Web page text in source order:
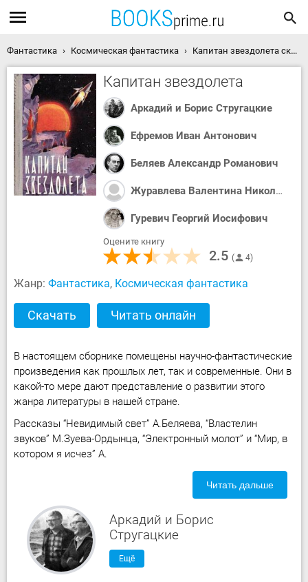
Фантастика Космическая фантастика Капитан звездолета скачать книгу
Капитан звездолета
Аркадий и Борис Стругацкие
Ефремов Иван Антонович
Беляев Александр Романович
Журавлева Валентина Николаевна
Гуревич Георгий Иосифович
Оцените книгу
2.5 4
Жанр: Фантастика, Космическая фантастика
Скачать Читать онлайн
В настоящем сборнике помещены научно-фантастические
произведения как прошлых лет, так и современные. Они в
какой-то мере дают представление о развитии этого
жанра литературы в нашей стране.
Рассказы “Невидимый свет” А.Беляева, “Властелин
звуков” М.Зуева-Ордынца, “Электронный молот” и “Мир, в
котором я исчез” А.
Читать дальше
Аркадий и Борис
Стругацкие
Ещё